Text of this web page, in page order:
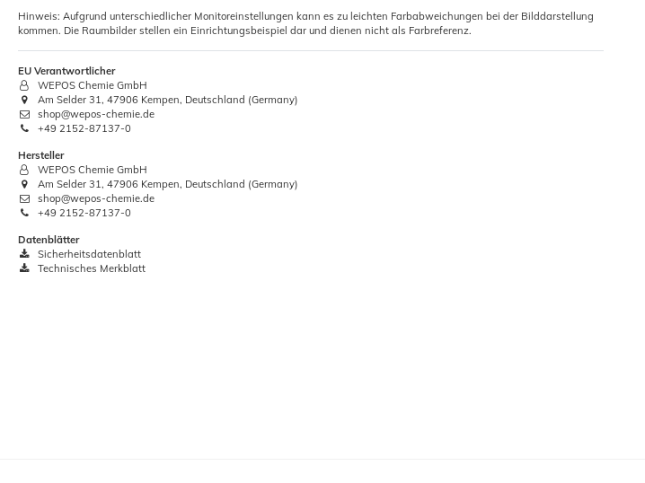
Hinweis: Aufgrund unterschiedlicher Monitoreinstellungen kann es zu leichten Farbabweichungen bei der Bilddarstellung
kommen. Die Raumbilder stellen ein Einrichtungsbeispiel dar und dienen nicht als Farbreferenz.
EU Verantwortlicher
WEPOS Chemie GmbH
Am Selder 31, 47906 Kempen, Deutschland (Germany)
shop@wepos-chemie.de
+49 2152-87137-0
Hersteller
WEPOS Chemie GmbH
Am Selder 31, 47906 Kempen, Deutschland (Germany)
shop@wepos-chemie.de
+49 2152-87137-0
Datenblätter
Sicherheitsdatenblatt
Technisches MerkblattHolzschutzlasur kiefer 2,5l Lasur